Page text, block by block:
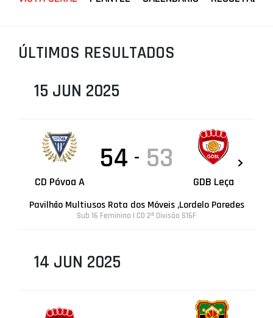
LIGA BETCLIC MASCULINA
LIGA BETCLIC FEMININA
ÚLTIMOS RESULTADOS
15 JUN 2025
CD Póvoa A
54 - 53
GDB Leça
Pavilhão Multiusos Rota dos Móveis ,Lordelo Paredes
Sub 16 Feminino | CD 2ª Divisão S16F
14 JUN 2025